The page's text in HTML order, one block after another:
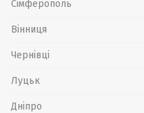
Сімферополь
Вінниця
Чернівці
Луцьк
Дніпро